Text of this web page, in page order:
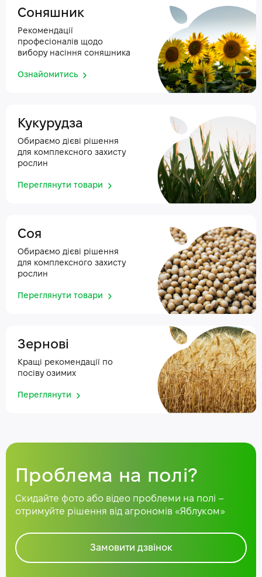
Соняшник
Рекомендації
професіоналів щодо
вибору насіння соняшника
Ознайомитись
Кукурудза
Обираємо дієві рішення
для комплексного захисту
рослин
Переглянути товари
Соя
Обираємо дієві рішення
для комплексного захисту
рослин
Переглянути товари
Зернові
Кращі рекомендації по
посіву озимих
Переглянути
Проблема на полі?
Скидайте фото або відео проблеми на полі –
отримуйте рішення від агрономів «Яблуком»
Замовити дзвінок